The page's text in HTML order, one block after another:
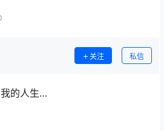
关注 私信
的人生…